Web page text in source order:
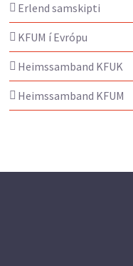
Erlend samskipti
KFUM í Evrópu
Heimssamband KFUK
Heimssamband KFUM